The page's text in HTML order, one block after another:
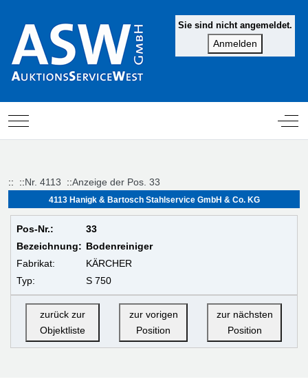
Sie sind nicht angemeldet.
Mobile Menu Toggle Off-
:: ::Nr. 4113 ::Anzeige der Pos. 33
4113 Hanigk & Bartosch Stahlservice GmbH & Co. KG
Pos-Nr.:
33
Bezeichnung: Bodenreiniger
Fabrikat:
KÄRCHER
Typ:
S 750
zurück zur
Objektliste
zur vorigen
Position
zur nächsten
Position